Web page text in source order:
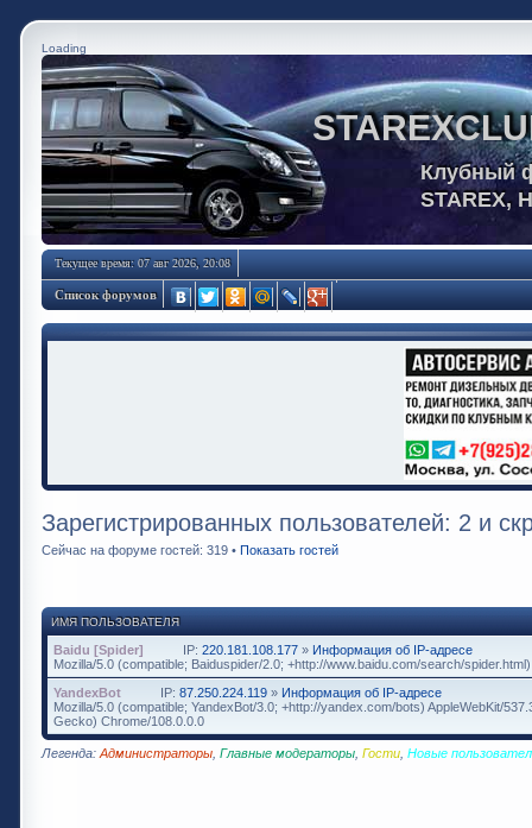
Loading
Клубный
STAREX,
Текущее время: 07 авг 2026, 20:08
Список форумов
Зарегистрированных пользователей: 2 и
Сейчас на форуме гостей: 319 • Показать гостей
ИМЯ ПОЛЬЗОВАТЕЛЯ
Baidu [Spider] IP: 220.181.108.177 » Информация об IP-адресе
Mozilla/5.0 (compatible; Baiduspider/2.0; +http://www.baidu.com/search/spider.html)
YandexBot
IP: 87.250.224.119 » Информация об IP-адресе
Mozilla/5.0 (compatible; YandexBot/3.0; +http://yandex.com/bots) AppleWebKit/
Gecko) Chrome/108.0.0.0
Легенда: Администраторы Главные модераторы Гости Новые